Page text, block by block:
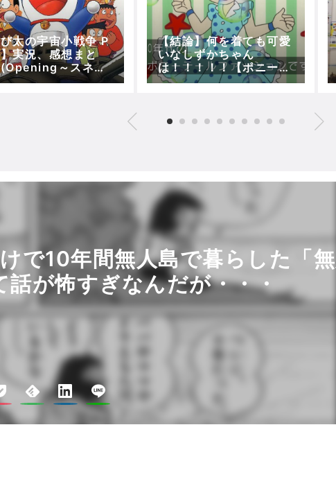
太の宇宙小戦争 P
実況、感想まと
～スネ夫
に映ったモノ)【5
【結論】何を着ても可愛
いなしずかちゃん
は！！！！！【ポニーテ
ール】【50年代ファッ
で10年間無人島で暮らした「
話が怖すぎなんだが・・・